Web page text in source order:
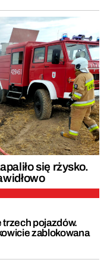
się rżysko.
pojazdów.
zablokowana